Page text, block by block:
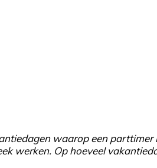
waarop een
werken. Op hoeveel